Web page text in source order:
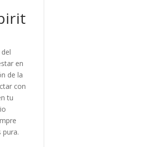
en
de la
con
tu
pura.